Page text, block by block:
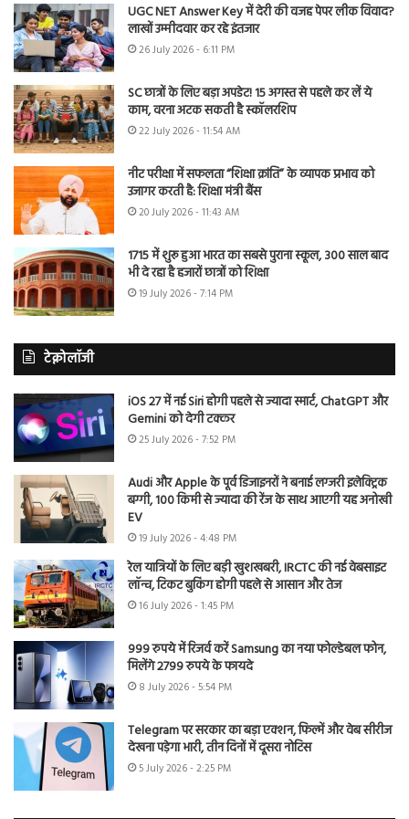
UGC NET Answer Key में देरी की वजह पेपर लीक विवाद?
लाखों उम्मीदवार कर रहे इंतजार
26 July 2026 - 6:11 PM
SC छात्रों के लिए बड़ा अपडेट! 15 अगस्त से पहले कर लें ये
काम, वरना अटक सकती है स्कॉलरशिप
22 July 2026 - 11:54 AM
नीट परीक्षा में सफलता “शिक्षा क्रांति” के व्यापक प्रभाव को
उजागर करती है: शिक्षा मंत्री बैंस
20 July 2026 - 11:43 AM
1715 में शुरू हुआ भारत का सबसे पुराना स्कूल, 300 साल बाद
भी दे रहा है हजारों छात्रों को शिक्षा
19 July 2026 - 7:14 PM
टेक्नोलॉजी
iOS 27 में नई Siri होगी पहले से ज्यादा स्मार्ट, ChatGPT और
Gemini को देगी टक्कर
25 July 2026 - 7:52 PM
Audi और Apple के पूर्व डिजाइनरों ने बनाई लग्जरी इलेक्ट्रिक
बग्गी, 100 किमी से ज्यादा की रेंज के साथ आएगी यह अनोखी
EV
19 July 2026 - 4:48 PM
रेल यात्रियों के लिए बड़ी खुशखबरी, IRCTC की नई वेबसाइट
लॉन्च, टिकट बुकिंग होगी पहले से आसान और तेज
16 July 2026 - 1:45 PM
999 रुपये में रिजर्व करें Samsung का नया फोल्डेबल फोन,
मिलेंगे 2799 रुपये के फायदे
8 July 2026 - 5:54 PM
Telegram पर सरकार का बड़ा एक्शन, फिल्में और वेब सीरीज
देखना पड़ेगा भारी, तीन दिनों में दूसरा नोटिस
5 July 2026 - 2:25 PM